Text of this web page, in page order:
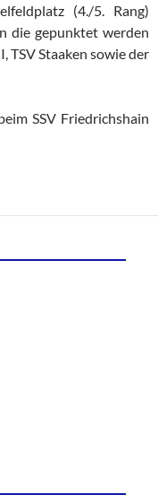
(4./5. Rang)
die gepunktet werden
TSV Staaken sowie der
SSV Friedrichshain